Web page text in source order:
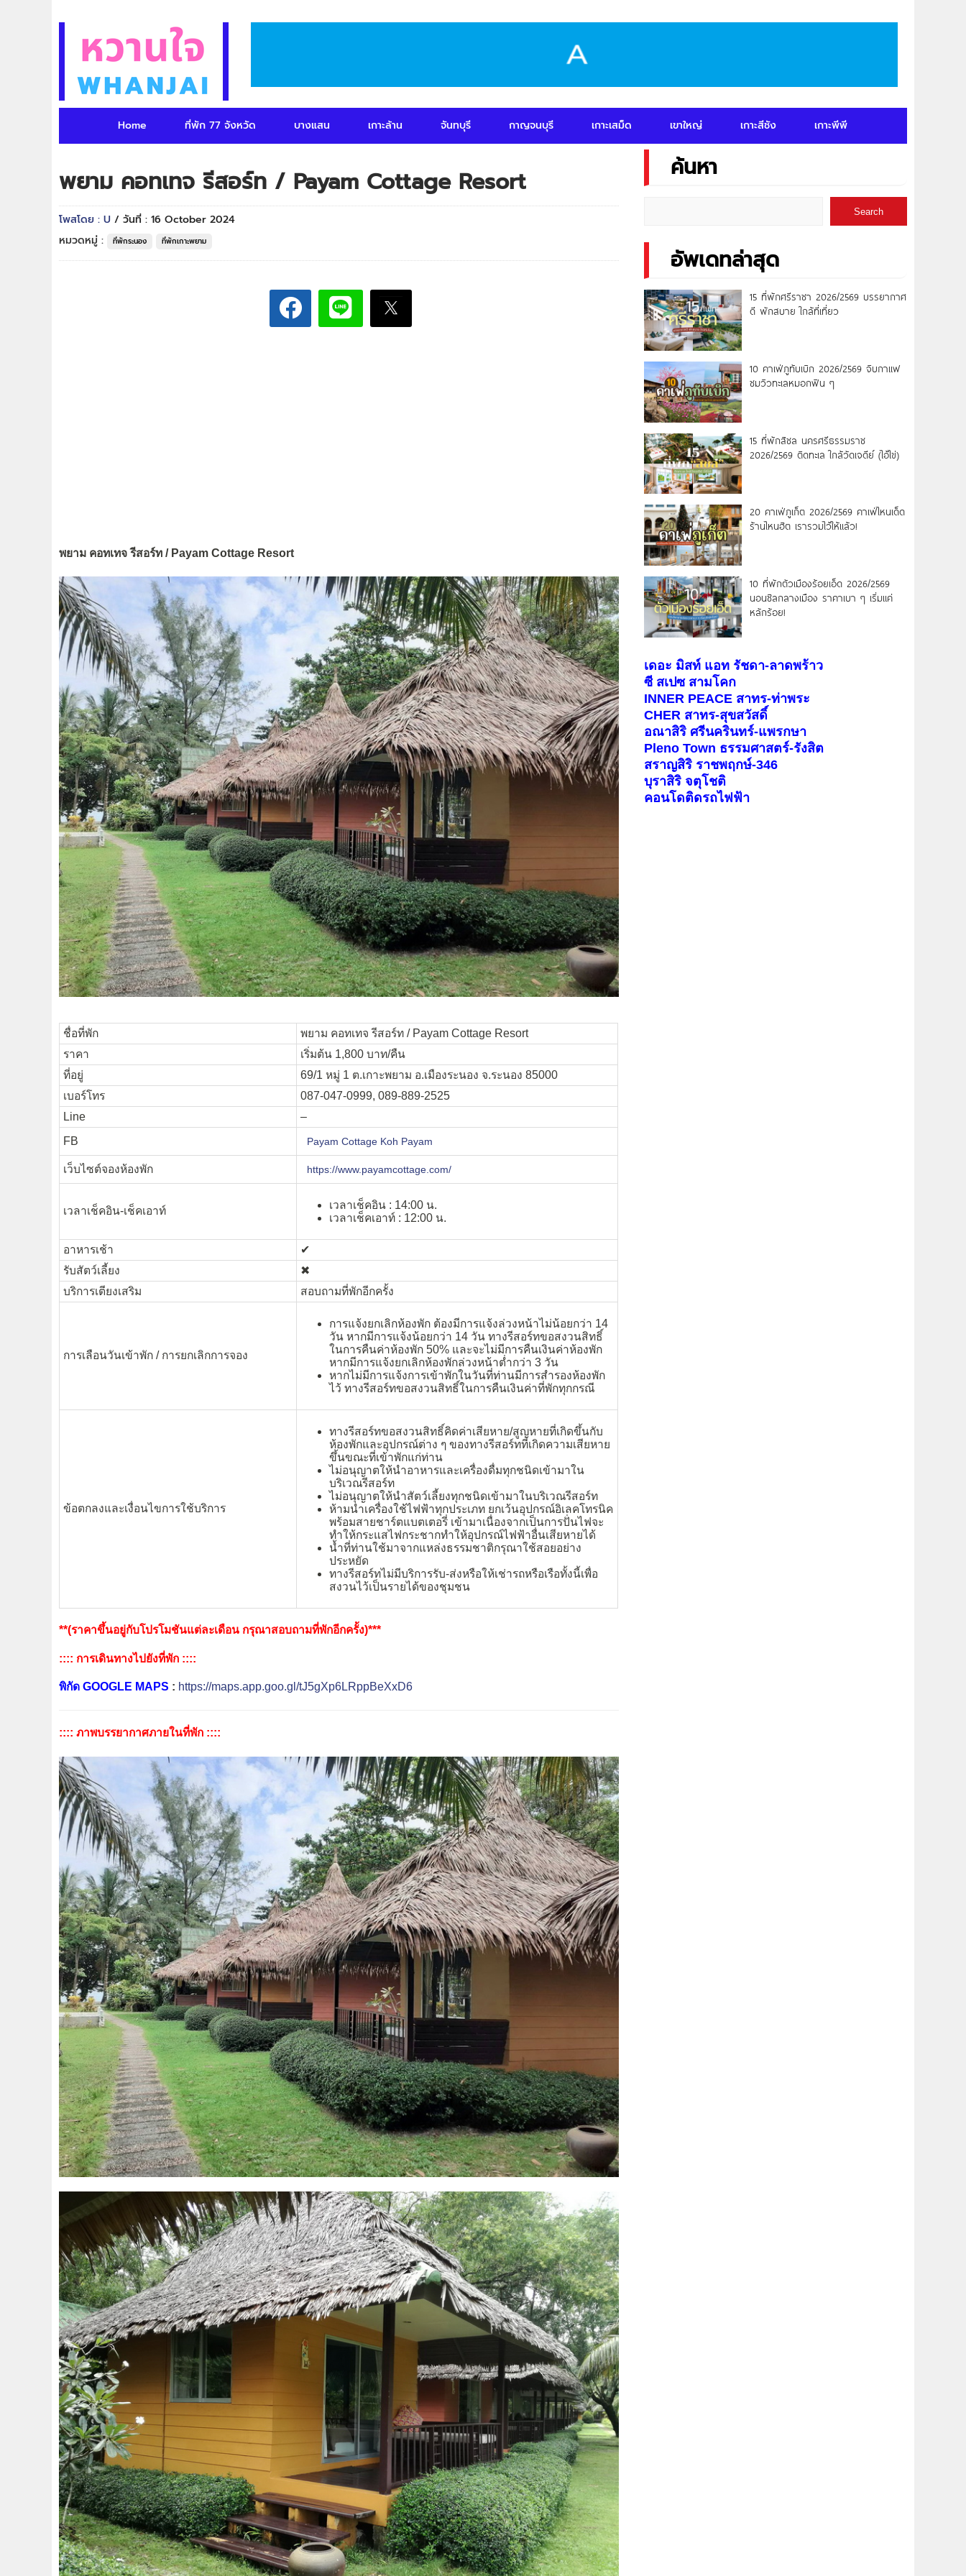
Home ที่พัก 77 จังหวัด บางแสน เกาะล้าน จันทบุรี กาญจนบุรี เกาะเสม็ด เขาใหญ่ เกาะสีชัง เกาะพีพี
พยาม คอทเทจ รีสอร์ท / Payam Cottage Resort
โพสโดย : U / วันที่ : 16 October 2024
หมวดหมู่ :
ที่พักระนอง ที่พักเกาะพยาม
พยาม คอทเทจ รีสอร์ท / Payam Cottage Resort
ชื่อที่พัก
พยาม คอทเทจ รีสอร์ท / Payam Cottage Resort
ราคา
เริ่มต้น 1,800 บาท/คืน
ที่อยู่
69/1 หมู่ 1 ต.เกาะพยาม อ.เมืองระนอง จ.ระนอง 85000
เบอร์โทร
087-047-0999, 089-889-2525
Line
–
FB
Payam Cottage Koh Payam
เว็บไซต์จองห้องพัก https://www.payamcottage.com/
เวลาเช็คอิน-เช็คเอาท์
เวลาเช็คอิน : 14:00 น.
เวลาเช็คเอาท์ : 12:00 น.
อาหารเช้า
✔︎
รับสัตว์เลี้ยง
✖︎
บริการเตียงเสริม
สอบถามที่พักอีกครั้ง
การเลือนวันเข้าพัก / การยกเลิกการจอง
การแจ้งยกเลิกห้องพัก ต้องมีการแจ้งล่วงหน้าไม่น้อยกว่า 14
วัน หากมีการแจ้งน้อยกว่า 14 วัน ทางรีสอร์ทขอสงวนสิทธิ์
ในการคืนค่าห้องพัก 50% และจะไม่มีการคืนเงินค่าห้องพัก
หากมีการแจ้งยกเลิกห้องพักล่วงหน้าต่ำกว่า 3 วัน
หากไม่มีการแจ้งการเข้าพักในวันที่ท่านมีการสำรองห้องพัก
ไว้ ทางรีสอร์ทขอสงวนสิทธิ์ในการคืนเงินค่าที่พักทุกกรณี
ข้อตกลงและเงื่อนไขการใช้บริการ
ทางรีสอร์ทขอสงวนสิทธิ์คิดค่าเสียหาย/สูญหายที่เกิดขึ้นกับ
ห้องพักและอุปกรณ์ต่าง ๆ ของทางรีสอร์ทที่เกิดความเสียหาย
ขึ้นขณะที่เข้าพักแก่ท่าน
ไม่อนุญาตให้นำอาหารและเครื่องดื่มทุกชนิดเข้ามาใน
บริเวณรีสอร์ท
ไม่อนุญาตให้นำสัตว์เลี้ยงทุกชนิดเข้ามาในบริเวณรีสอร์ท
ห้ามนำเครื่องใช้ไฟฟ้าทุกประเภท ยกเว้นอุปกรณ์อิเลคโทรนิค
พร้อมสายชาร์ตแบตเตอรี่ เข้ามาเนื่องจากเป็นการปั่นไฟจะ
ทำให้กระแสไฟกระชากทำให้อุปกรณ์ไฟฟ้าอื่นเสียหายได้
น้ำที่ท่านใช้มาจากแหล่งธรรมชาติกรุณาใช้สอยอย่าง
ประหยัด
ทางรีสอร์ทไม่มีบริการรับ-ส่งหรือให้เช่ารถหรือเรือทั้งนี้เพื่อ
สงวนไว้เป็นรายได้ของชุมชน
**(ราคาขึ้นอยู่กับโปรโมชันแต่ละเดือน กรุณาสอบถามที่พักอีกครั้ง)***
:::: การเดินทางไปยังที่พัก ::::
พิกัด GOOGLE MAPS : https://maps.app.goo.gl/tJ5gXp6LRppBeXxD6
:::: ภาพบรรยากาศภายในที่พัก ::::
ค้นหา
Search
อัพเดทล่าสุด
15 ที่พักศรีราชา 2026/2569 บรรยากาศ
ดี พักสบาย ใกล้ที่เที่ยว
10 คาเฟ่ภูทับเบิก 2026/2569 จิบกาแฟ
ชมวิวทะเลหมอกฟิน ๆ
15 ที่พักสิชล นครศรีธรรมราช
2026/2569 ติดทะเล ใกล้วัดเจดีย์ (ไอ้ไข่)
20 คาเฟ่ภูเก็ต 2026/2569 คาเฟ่ไหนเด็ด
ร้านไหนฮิต เรารวมไว้ให้แล้ว!
10 ที่พักตัวเมืองร้อยเอ็ด 2026/2569
นอนชิลกลางเมือง ราคาเบา ๆ เริ่มแค่
หลักร้อย!
เดอะ มิสท์ แอท รัชดา-ลาดพร้าว
ซี สเปซ สามโคก
INNER PEACE สาทร-ท่าพระ
CHER สาทร-สุขสวัสดิ์
อณาสิริ ศรีนครินทร์-แพรกษา
Pleno Town ธรรมศาสตร์-รังสิต
สราญสิริ ราชพฤกษ์-346
บุราสิริ จตุโชติ
คอนโดติดรถไฟฟ้า